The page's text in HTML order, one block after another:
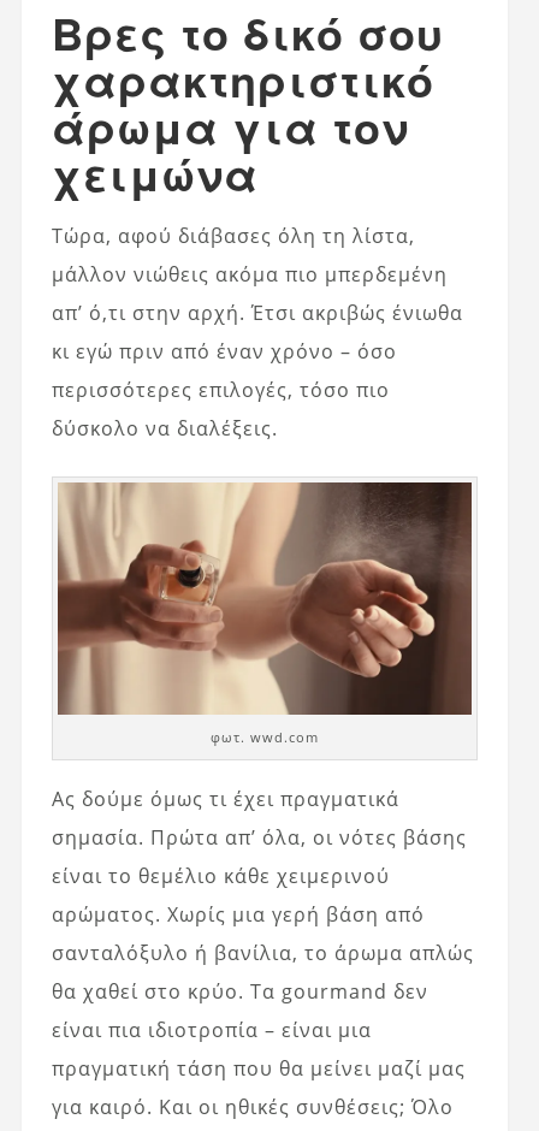
Βρες το δικό σου
χαρακτηριστικό
άρωμα για τον
χειμώνα
Τώρα, αφού διάβασες όλη τη λίστα,
μάλλον νιώθεις ακόμα πιο μπερδεμένη
απ’ ό,τι στην αρχή. Έτσι ακριβώς ένιωθα
κι εγώ πριν από έναν χρόνο – όσο
περισσότερες επιλογές, τόσο πιο
δύσκολο να διαλέξεις.
φωτ. wwd.com
Ας δούμε όμως τι έχει πραγματικά
σημασία. Πρώτα απ’ όλα, οι νότες βάσης
είναι το θεμέλιο κάθε χειμερινού
αρώματος. Χωρίς μια γερή βάση από
σανταλόξυλο ή βανίλια, το άρωμα απλώς
θα χαθεί στο κρύο. Τα gourmand δεν
είναι πια ιδιοτροπία – είναι μια
πραγματική τάση που θα μείνει μαζί μας
για καιρό. Και οι ηθικές συνθέσεις; Όλο